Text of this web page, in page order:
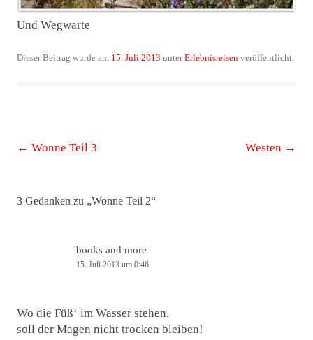
Und Wegwarte
Dieser Beitrag wurde am 15. Juli 2013 unterErlebnisreisen veröffentlicht.
Beitrags-
← Wonne Teil 3 Westen →
3 Gedanken zu „Wonne Teil 2“
books and more
15. Juli 2013 um 0:46
Wo die Füß‘ im Wasser stehen,
soll der Magen nicht trocken bleiben!